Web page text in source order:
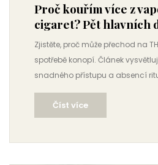
Proč kouřím více z
cigaret? Pět hlavních
Zjistěte, proč může přechod na
spotřebě konopí. Článek
snadného přístupu a absencí
Číst více